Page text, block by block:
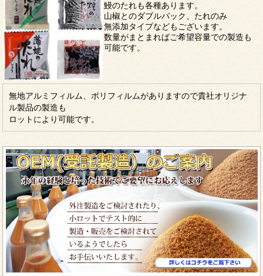
鰻のたれも各種あります。
山椒とのダブルパック、たれのみ
無添加タイプなどもございます。
数量がまとまればご希望容量での製造も
可能です。
無地アルミフィルム、ポリフィルムがありますので貴社オリジナ
ル製品の製造も
ロットにより可能です。